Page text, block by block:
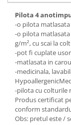
Mese gradinita
Scaune gradinita
Set mese si
Mobilier copii
Mobila camera
Scaune birou
Saltele patuturi
Paturi copii
Masa si scaune
Pilota 4
-o pilota
-o pilota
g/m², cu scai la
-pot fi cuplate
-matlasata in
-medicinala,
-pilota cu colturile
Produs certificat
conform
Obs: pretul este /